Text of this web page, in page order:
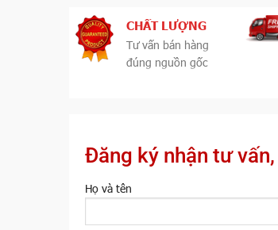
CHẤT LƯỢNG
Tư vấn bán hàng
đúng nguồn gốc
Đăng ký nhận tư
Họ và tên